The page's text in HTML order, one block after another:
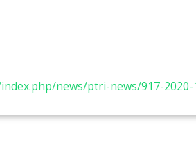
news/ptri-news/917-2020-